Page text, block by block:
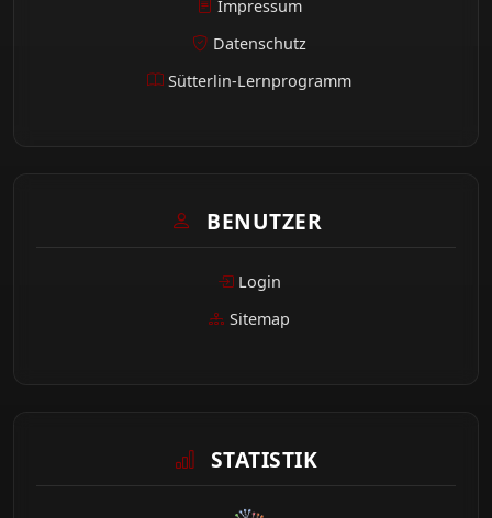
Impressum
Datenschutz
Sütterlin-Lernprogramm
BENUTZER
Login
Sitemap
STATISTIK